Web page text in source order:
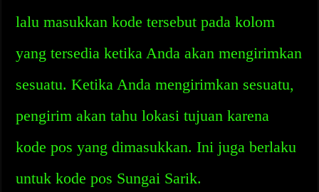
lalu masukkan kode tersebut pada kolom
yang tersedia ketika Anda akan mengirimkan
sesuatu. Ketika Anda mengirimkan sesuatu,
pengirim akan tahu lokasi tujuan karena
kode pos yang dimasukkan. Ini juga berlaku
untuk kode pos Sungai Sarik.